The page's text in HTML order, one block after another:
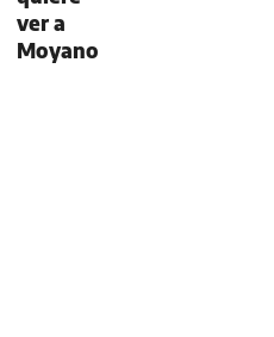
ver a
Moyano